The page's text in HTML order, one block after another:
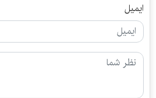
ایمیل